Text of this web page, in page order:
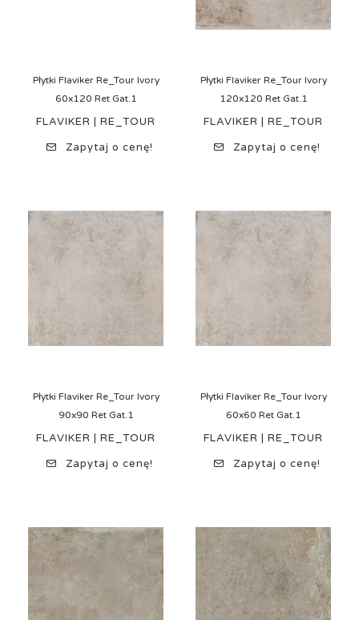
Płytki Flaviker Re_Tour Ivory
60x120 Ret Gat.1
FLAVIKER | RE_TOUR
Zapytaj o cenę!
Płytki Flaviker Re_Tour Ivory
120x120 Ret Gat.1
FLAVIKER | RE_TOUR
Zapytaj o cenę!
Płytki Flaviker Re_Tour Ivory
90x90 Ret Gat.1
FLAVIKER | RE_TOUR
Zapytaj o cenę!
Płytki Flaviker Re_Tour Ivory
60x60 Ret Gat.1
FLAVIKER | RE_TOUR
Zapytaj o cenę!